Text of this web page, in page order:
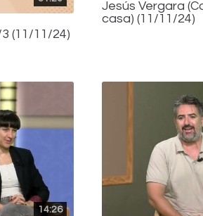
(11/11/24)
Jesús Vergara
casa) (11/11/24)
14:26